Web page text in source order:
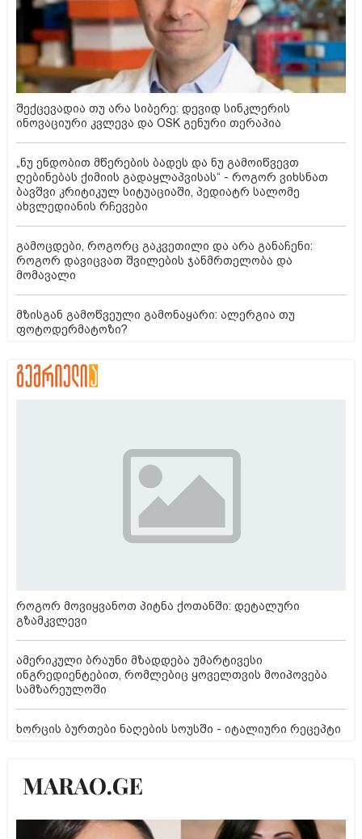
შექცევადია თუ არა სიბერე: დევიდ სინკლერის
ინოვაციური კვლევა და OSK გენური თერაპია
„ნუ ენდობით მწერების ბადეს და ნუ გამოიწვევთ
ღებინებას ქიმიის გადაყლაპვისას“ - როგორ ვიხსნათ
ბავშვი კრიტიკულ სიტუაციაში, პედიატრ სალომე
ახვლედიანის რჩევები
გამოცდები, როგორც გაკვეთილი და არა განაჩენი:
როგორ დავიცვათ შვილების ჯანმრთელობა და
მომავალი
მზისგან გამოწვეული გამონაყარი: ალერგია თუ
ფოტოდერმატოზი?
როგორ მოვიყვანოთ პიტნა ქოთანში: დეტალური
გზამკვლევი
ამერიკული ბრაუნი მზადდება უმარტივესი
ინგრედიენტებით, რომლებიც ყოველთვის მოიპოვება
სამზარეულოში
ხორცის ბურთები ნაღების სოუსში - იტალიური რეცეპტი